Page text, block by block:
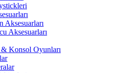
Aksesuarları
Aksesuarları
Konsol Oyunları